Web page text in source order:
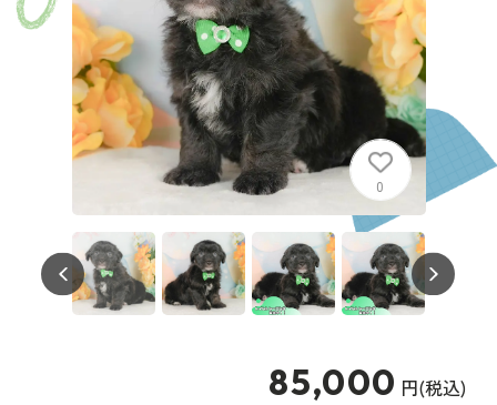
0
85,000 円(税込)